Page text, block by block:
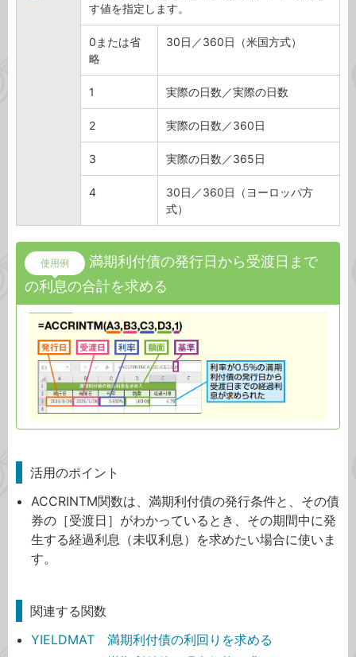
す値を指定します。
0または省
略
30日／360日（米国方式）
1 実際の日数／実際の日数
2 実際の日数／360日
3 実際の日数／365日
4
30日／360日（ヨーロッパ方
式）
使用例
満期利付債の発行日から受渡日まで
の利息の合計を求める
活用のポイント
ACCRINTM関数は、満期利付債の発行条件と、その債
券の［受渡日］がわかっているとき、その期間中に発
生する経過利息（未収利息）を求めたい場合に使いま
す。
関連する関数
YIELDMAT 満期利付債の利回りを求める